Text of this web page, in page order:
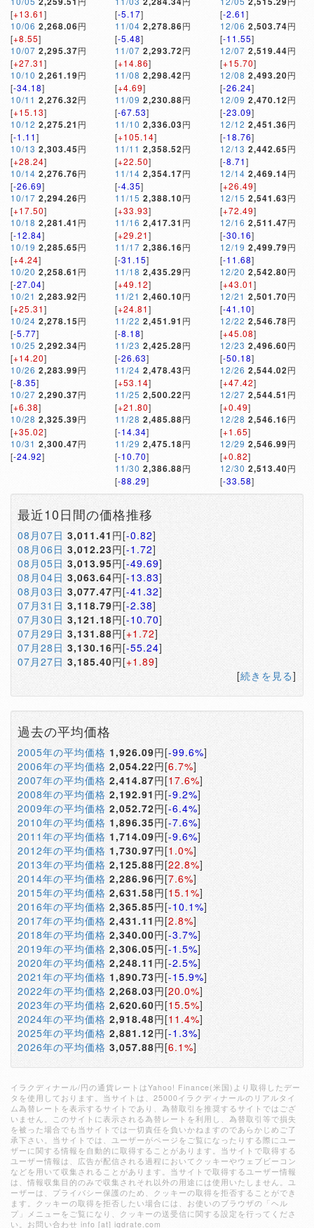
[+13.61]
10/06 2,268.06円
[+8.55]
10/07 2,295.37円
[+27.31]
10/10 2,261.19円
[-34.18]
10/11 2,276.32円
[+15.13]
10/12 2,275.21 円
[-1.11]
10/13 2,303.45円
[+28.24]
10/14 2,276.76円
[-26.69]
10/17 2,294.26円
[+17.50]
10/18 2,281.41 円
[-12.84]
10/19 2,285.65円
[+4.24]
10/20 2,258.61 円
[-27.04]
10/21 2,283.92円
[+25.31]
10/24 2,278.15円
[-5.77]
10/25 2,292.34円
[+14.20]
10/26 2,283.99円
[-8.35]
10/27 2,290.37円
[+6.38]
10/28 2,325.39円
[+35.02]
10/31 2,300.47円
[-24.92]
[-5.17]
11/04 2,278.86円
[-5.48]
11/07 2,293.72円
[+14.86]
11/08 2,298.42円
[+4.69]
11/09 2,230.88円
[-67.53]
11/10 2,336.03円
[+105.14]
11/11 2,358.52円
[+22.50]
11/14 2,354.17円
[-4.35]
11/15 2,388.10円
[+33.93]
11/16 2,417.31 円
[+29.21]
11/17 2,386.16円
[-31.15]
11/18 2,435.29円
[+49.12]
11/21 2,460.10円
[+24.81]
11/22 2,451.91 円
[-8.18]
11/23 2,425.28円
[-26.63]
11/24 2,478.43円
[+53.14]
11/25 2,500.22円
[+21.80]
11/28 2,485.88円
[-14.34]
11/29 2,475.18円
[-10.70]
11/30 2,386.88円
[-88.29]
[-2.61]
12/06 2,503.74円
[-11.55]
12/07 2,519.44円
[+15.70]
12/08 2,493.20円
[-26.24]
12/09 2,470.12円
[-23.09]
12/12 2,451.36円
[-18.76]
12/13 2,442.65円
[-8.71]
12/14 2,469.14円
[+26.49]
12/15 2,541.63円
[+72.49]
12/16 2,511.47円
[-30.16]
12/19 2,499.79円
[-11.68]
12/20 2,542.80円
[+43.01]
12/21 2,501.70円
[-41.10]
12/22 2,546.78円
[+45.08]
12/23 2,496.60円
[-50.18]
12/26 2,544.02円
[+47.42]
12/27 2,544.51 円
[+0.49]
12/28 2,546.16円
[+1.65]
12/29 2,546.99円
[+0.82]
12/30 2,513.40円
[-33.58]
最近10日間の価格推移
08月07日 3,011.41 円[-0.82]
08月06日 3,012.23円[-1.72]
08月05日 3,013.95円[-49.69]
08月04日 3,063.64円[-13.83]
08月03日 3,077.47円[-41.32]
07月31日 3,118.79円[-2.38]
07月30日 3,121.18円[-10.70]
07月29日 3,131.88円[+1.72]
07月28日 3,130.16円[-55.24]
07月27日 3,185.40円[+1.89]
[続きを見る]
過去の平均価格
2005年の平均価格 1,926.09円[-99.6%]
2006年の平均価格 2,054.22円[6.7%]
2007年の平均価格 2,414.87円[17.6%]
2008年の平均価格 2,192.91 円[-9.2%]
2009年の平均価格 2,052.72円[-6.4%]
2010年の平均価格 1,896.35円[-7.6%]
2011年の平均価格 1,714.09円[-9.6%]
2012年の平均価格 1,730.97円[1.0%]
2013年の平均価格 2,125.88円[22.8%]
2014年の平均価格 2,286.96円[7.6%]
2015年の平均価格 2,631.58円[15.1%]
2016年の平均価格 2,365.85円[-10.1%]
2017年の平均価格 2,431.11 円[2.8%]
2018年の平均価格 2,340.00円[-3.7%]
2019年の平均価格 2,306.05円[-1.5%]
2020年の平均価格 2,248.11 円[-2.5%]
2021年の平均価格 1,890.73円[-15.9%]
2022年の平均価格 2,268.03円[20.0%]
2023年の平均価格 2,620.60円[15.5%]
2024年の平均価格 2,918.48円[11.4%]
2025年の平均価格 2,881.12円[-1.3%]
2026年の平均価格 3,057.88円[6.1%]
イラクディナール/円の通貨レートはYahoo! Finance(米国)より取得したデー
タを使用しております。当サイトは、25000イラクディナールのリアルタイ
ム為替レートを表示するサイトであり、為替取引を推奨するサイトではござ
いません。このサイトに表示される為替レートを利用し、為替取引等で損失
を被った場合でも当サイトでは一切責任を負いかねますのであらかじめご了
承下さい。当サイトでは、ユーザーがページをご覧になったりする際にユー
ザーに関する情報を自動的に取得することがあります。当サイトで取得する
ユーザー情報は、広告が配信される過程においてクッキーやウェブビーコン
などを用いて収集されることがあります。当サイトで取得するユーザー情報
は、情報収集目的のみで収集されそれ以外の用途には使用いたしません。ユ
ーザーは、プライバシー保護のため、クッキーの取得を拒否することができ
ます。クッキーの取得を拒否したい場合には、お使いのブラウザの「ヘル
プ」メニューをご覧になり、クッキーの送受信に関する設定を行ってくださ
い。お問い合わせ info [at] iqdrate.com